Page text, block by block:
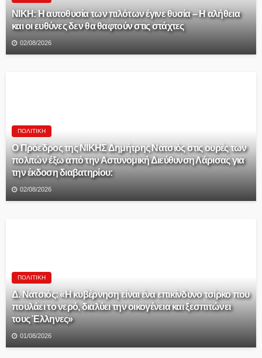
ΝΙΚΗ: Η αυτοθυσία των πιλότων έγινε θυσία – Η αλήθεια
και οι ευθύνες δεν θα θαφτούν στις στάχτες
02/08/2026
ΠΟΛΙΤΙΚΉ
Ο Πρόεδρος της ΝΙΚΗΣ Δημήτρης Νατσιός στις ουρές των
πολιτών έξω από την Αστυνομική Διεύθυνση Λάρισας για
την έκδοση διαβατηρίου:
02/08/2026
ΠΟΛΙΤΙΚΉ
Δ. Νατσιός: «Η κυβέρνηση είναι ένα επικίνδυνο τσίρκο που
πουλάει το νερό, διαλύει την οικογένεια και ξεσπιτώνει
τους Έλληνες»
01/08/2026